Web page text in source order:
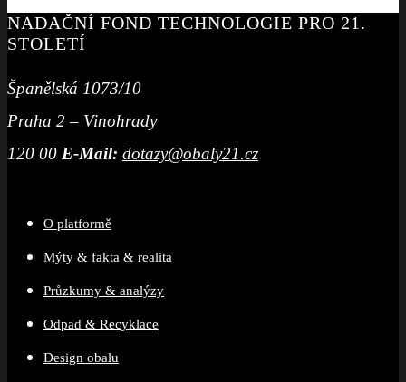
NADAČNÍ FOND TECHNOLOGIE PRO 21.
STOLETÍ
Španělská 1073/10
Praha 2 – Vinohrady
120 00 E-Mail: dotazy@obaly21.cz
O platformě
Mýty & fakta & realita
Průzkumy & analýzy
Odpad & Recyklace
Design obalu